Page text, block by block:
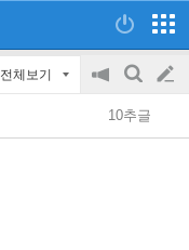
전체보기
공
지
on/off
검
색
글
쓰
10추글